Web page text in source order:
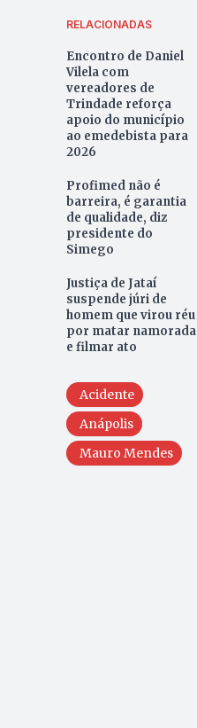
RELACIONADAS
Encontro de Daniel
Vilela com
vereadores de
Trindade reforça
apoio do município
ao emedebista para
2026
Profimed não é
barreira, é garantia
de qualidade, diz
presidente do
Simego
Justiça de Jataí
suspende júri de
homem que virou réu
por matar namorada
e filmar ato
Acidente
Anápolis
Mauro Mendes